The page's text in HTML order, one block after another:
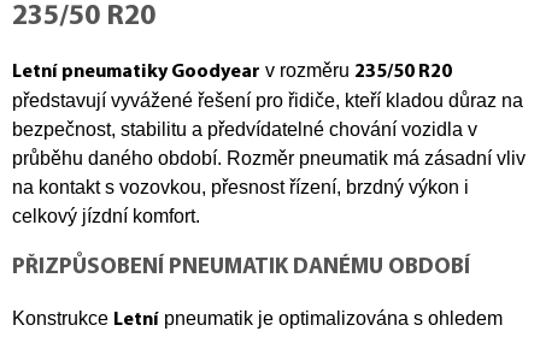
235/50 R20
Letní pneumatiky Goodyear v rozměru 235/50 R20
představují vyvážené řešení pro řidiče, kteří kladou důraz na
bezpečnost, stabilitu a předvídatelné chování vozidla v
průběhu daného období. Rozměr pneumatik má zásadní vliv
na kontakt s vozovkou, přesnost řízení, brzdný výkon i
celkový jízdní komfort.
PŘIZPŮSOBENÍ PNEUMATIK DANÉMU OBDOBÍ
Konstrukce Letní pneumatik je optimalizována s ohledem